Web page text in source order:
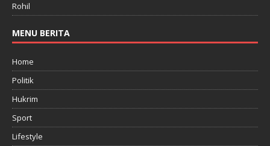
Rohil
MENU BERITA
Home
Politik
Hukrim
Sport
Lifestyle